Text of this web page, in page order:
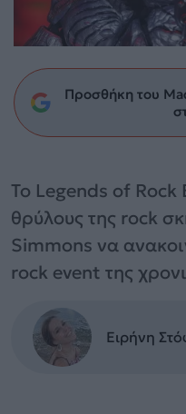
Προσθήκη του
Το Legends of Rock
θρύλους της rock
Simmons να
rock event της
Ειρήνη